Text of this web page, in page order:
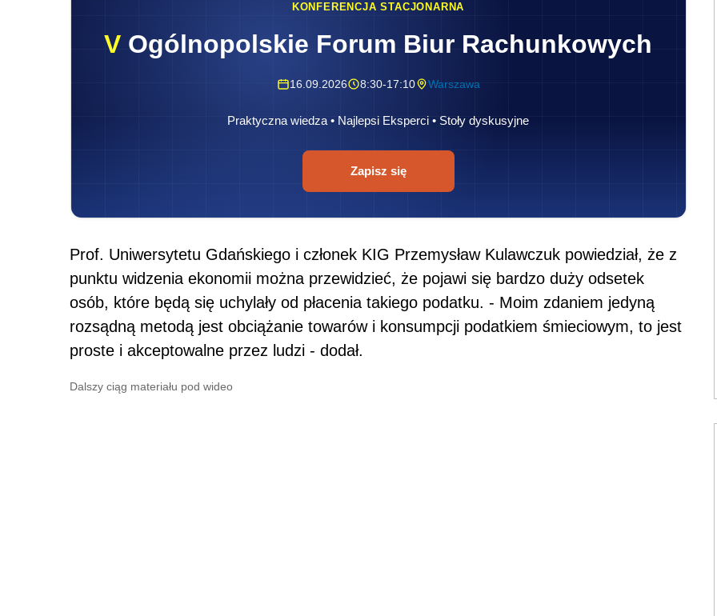
KONFERENCJA STACJONARNA
V Ogólnopolskie Forum Biur Rachunkowych
16.09.2026 8:30-17:10 Warszawa
Praktyczna wiedza • Najlepsi Eksperci • Stoły dyskusyjne
Zapisz się
Prof. Uniwersytetu Gdańskiego i członek KIG Przemysław Kulawczuk powiedział, że z
punktu widzenia ekonomii można przewidzieć, że pojawi się bardzo duży odsetek
osób, które będą się uchylały od płacenia takiego podatku. - Moim zdaniem jedyną
rozsądną metodą jest obciążanie towarów i konsumpcji podatkiem śmieciowym, to jest
proste i akceptowalne przez ludzi - dodał.
Dalszy ciąg materiału pod wideo